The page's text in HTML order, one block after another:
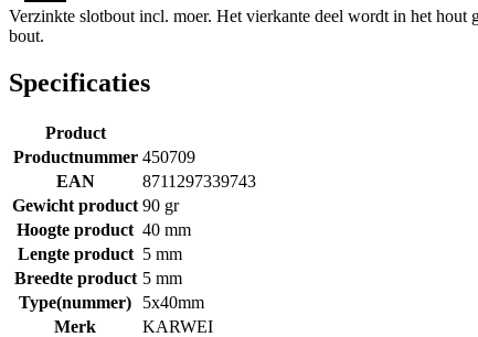
Verzinkte slotbout incl. moer. Het vierkante deel wordt in het hout
bout.
Specificaties
Product
Productnummer 450709
EAN
8711297339743
Gewicht product 90 gr
Hoogte product 40 mm
Lengte product 5 mm
Breedte product 5 mm
Type(nummer)
5x40mm
Merk
KARWEI